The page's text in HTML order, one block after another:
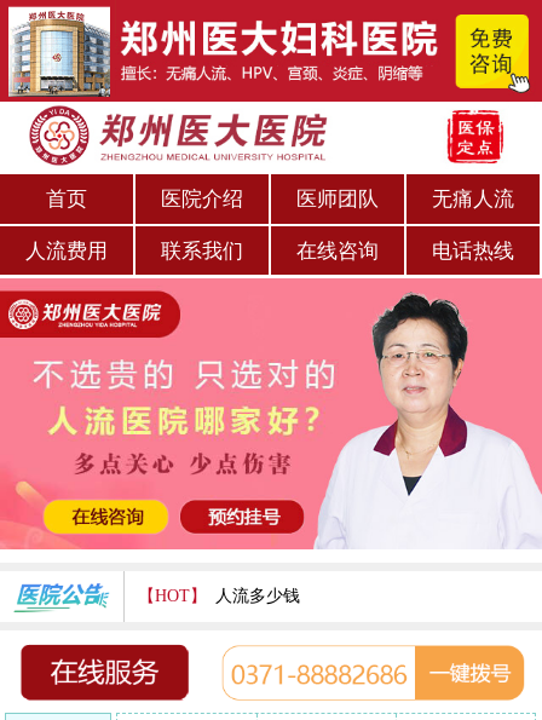
首页 医院介绍 医师团队 无痛人流
人流费用 联系我们 在线咨询 电话热线
【HOT】 人流多少钱
打胎费用多少
人流医院哪家好